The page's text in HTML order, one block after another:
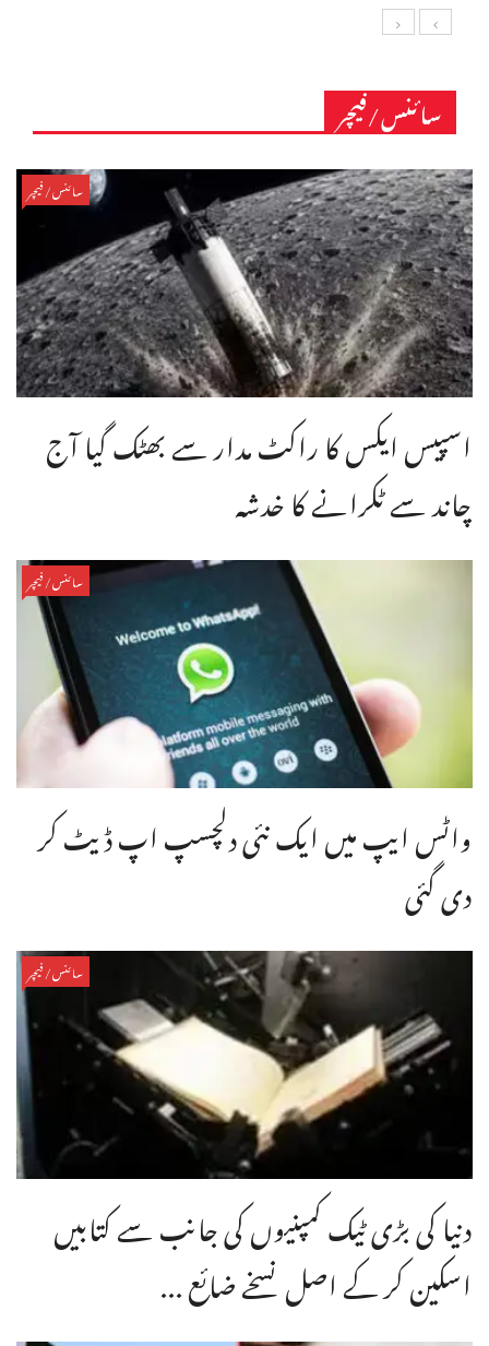
سائنس/فیچر
سائنس/فیچر
اسپیس ایکس کا راکٹ مدار سے بھٹک گیا آج
چاند سے ٹکرانے کا خدشہ
سائنس/فیچر
واٹس ایپ میں ایک نئی دلچسپ اپ ڈیٹ کر
دی گئی
سائنس/فیچر
دنیا کی بڑی ٹیک کمپنیوں کی جانب سے کتابیں
اسکین کر کے اصل نسخے ضائع ...